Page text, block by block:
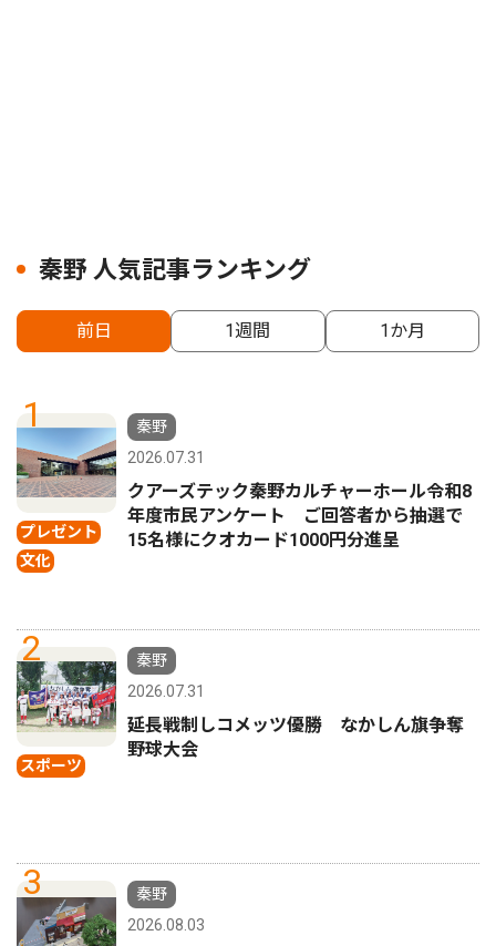
秦野 人気記事ランキング
前日 1週間 1か月
1
プレゼント
文化
秦野
2026.07.31
クアーズテック秦野カルチャーホール令和8
年度市民アンケート ご回答者から抽選で
15名様にクオカード1000円分進呈
2
スポーツ
秦野
2026.07.31
延長戦制しコメッツ優勝 なかしん旗争奪
野球大会
3
秦野
2026.08.03